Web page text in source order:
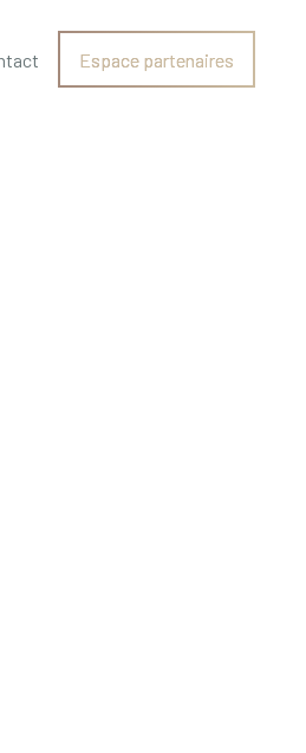
Espace partenaires